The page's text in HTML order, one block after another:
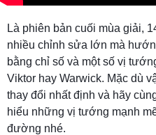
Là phiên bản cuối mùa giải,
nhiều chỉnh sửa lớn mà
bằng chỉ số và một số vị
Viktor hay Warwick. Mặc dù
thay đổi nhất định và hãy
hiểu những vị tướng mạnh
đường nhé.